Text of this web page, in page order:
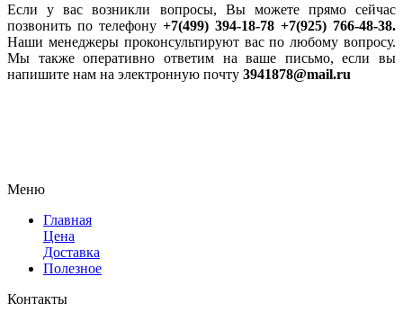
Если у вас возникли вопросы, Вы можете прямо сейчас
позвонить по телефону +7(499) 394-18-78 +7(925) 766-48-38.
Наши менеджеры проконсультируют вас по любому вопросу.
Мы также оперативно ответим на ваше письмо, если вы
напишите нам на электронную почту 3941878@mail.ru
Меню
Главная
Цена
Доставка
Полезное
Контакты